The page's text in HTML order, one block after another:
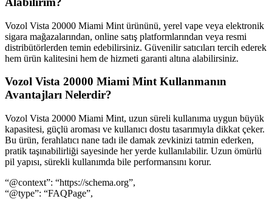
Vozol Vista 20000 Miami Mint ürününü, yerel vape veya elektronik
sigara mağazalarından, online satış platformlarından veya resmi
distribütörlerden temin edebilirsiniz. Güvenilir satıcıları tercih ederek
hem ürün kalitesini hem de hizmeti garanti altına alabilirsiniz.
Vozol Vista 20000 Miami Mint Kullanmanın
Avantajları Nelerdir?
Vozol Vista 20000 Miami Mint, uzun süreli kullanıma uygun büyük
kapasitesi, güçlü aroması ve kullanıcı dostu tasarımıyla dikkat çeker.
Bu ürün, ferahlatıcı nane tadı ile damak zevkinizi tatmin ederken,
pratik taşınabilirliği sayesinde her yerde kullanılabilir. Uzun ömürlü
pil yapısı, sürekli kullanımda bile performansını korur.
“@context”: “https://schema.org”,
“@type”: “FAQPage”,